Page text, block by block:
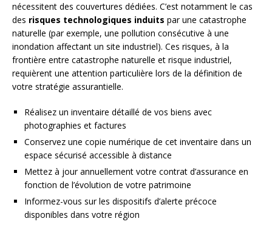
nécessitent des couvertures dédiées. C’est notamment le cas
des risques technologiques induits par une catastrophe
naturelle (par exemple, une pollution consécutive à une
inondation affectant un site industriel). Ces risques, à la
frontière entre catastrophe naturelle et risque industriel,
requièrent une attention particulière lors de la définition de
votre stratégie assurantielle.
Réalisez un inventaire détaillé de vos biens avec
photographies et factures
Conservez une copie numérique de cet inventaire dans un
espace sécurisé accessible à distance
Mettez à jour annuellement votre contrat d’assurance en
fonction de l’évolution de votre patrimoine
Informez-vous sur les dispositifs d’alerte précoce
disponibles dans votre région